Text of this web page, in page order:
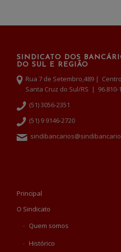
SINDICATO DOS
DO SUL E REGIÃO
Rua 7 de Setembro,489 | Centro
Santa Cruz do Sul/RS | 96.810-
(51) 3056-2351
(51) 9 9146-2720
Principal
O Sindicato
Quem somos
Histórico